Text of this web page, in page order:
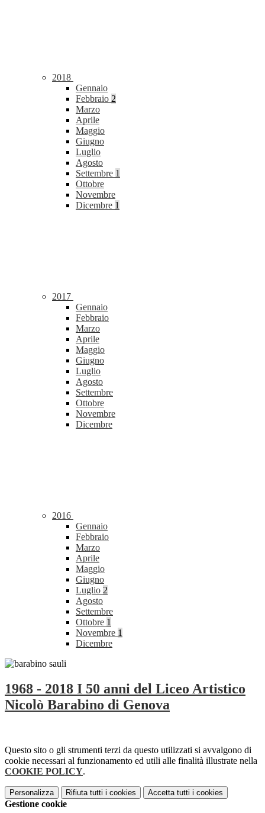
2018
Gennaio
Febbraio 2
Marzo
Aprile
Maggio
Giugno
Luglio
Agosto
Settembre 1
Ottobre
Novembre
Dicembre 1
2017
Gennaio
Febbraio
Marzo
Aprile
Maggio
Giugno
Luglio
Agosto
Settembre
Ottobre
Novembre
Dicembre
2016
Gennaio
Febbraio
Marzo
Aprile
Maggio
Giugno
Luglio 2
Agosto
Settembre
Ottobre 1
Novembre 1
Dicembre
1968 - 2018 I 50 anni del Liceo Artistico
Nicolò Barabino di Genova
Questo sito o gli strumenti terzi da questo utilizzati si avvalgono di
cookie necessari al funzionamento ed utili alle finalità illustrate nella
COOKIE POLICY.
Personalizza Rifiuta tutti i cookies Accetta tutti i cookies
Gestione cookie